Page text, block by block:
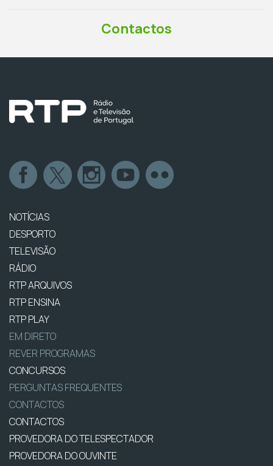
Contactos
NOTÍCIAS
DESPORTO
TELEVISÃO
RÁDIO
RTP ARQUIVOS
RTP ENSINA
RTP PLAY
EM DIRETO
REVER PROGRAMAS
CONCURSOS
PERGUNTAS FREQUENTES
CONTACTOS
CONTACTOS
PROVEDORA DO TELESPECTADOR
PROVEDORA DO OUVINTE